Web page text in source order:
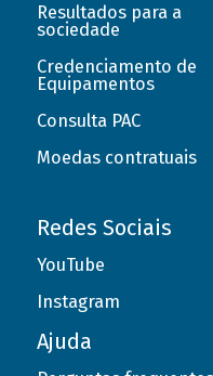
Resultados para a
sociedade
Credenciamento de
Equipamentos
Consulta PAC
Moedas contratuais
Redes Sociais
YouTube
Instagram
Ajuda